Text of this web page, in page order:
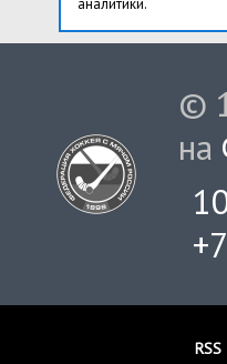
аналитики.
©
на
RSS